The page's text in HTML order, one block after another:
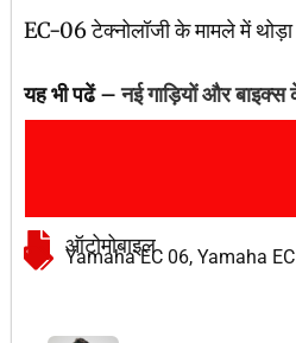
EC-06 टेक्नोलॉजी के मामले में
यह भी पढें –नई गाड़ियों और
ऑटोमोबाइल
Yamaha EC 06, Yamaha